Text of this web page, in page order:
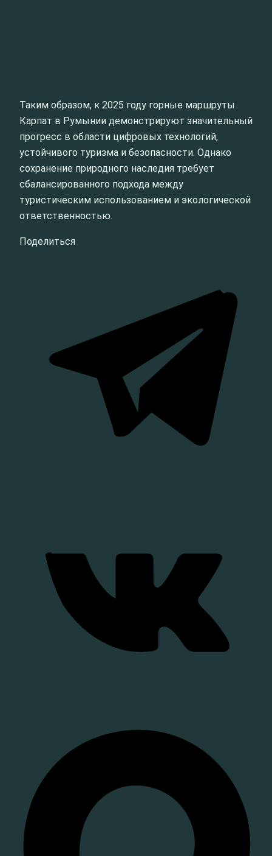
Таким образом, к 2025 году горные маршруты
Карпат в Румынии демонстрируют значительный
прогресс в области цифровых технологий,
устойчивого туризма и безопасности. Однако
сохранение природного наследия требует
сбалансированного подхода между
туристическим использованием и экологической
ответственностью.
Поделиться